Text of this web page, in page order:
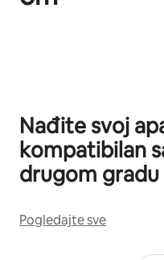
Nađite svoj
kompatibilan
drugom gradu
Pogledajte sve